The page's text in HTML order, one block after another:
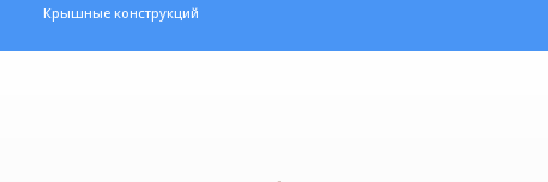
Крышные конструкций